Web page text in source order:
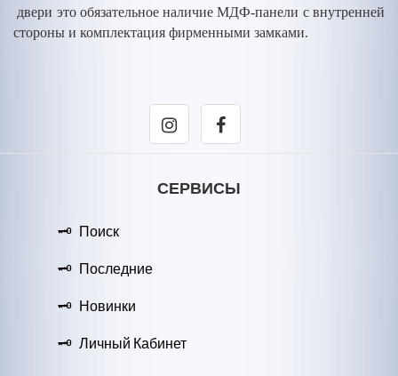
двери это обязательное наличие МДФ-панели с внутренней
стороны и комплектация фирменными замками.
СЕРВИСЫ
Поиск
Последние
Новинки
Личный Кабинет